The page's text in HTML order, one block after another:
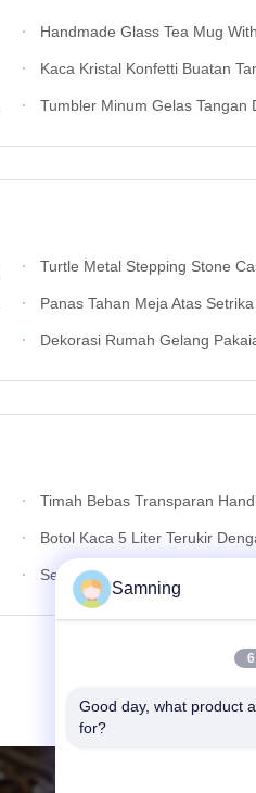
Handmade Glass Tea Mug With Embossed Pattern High
Kaca Kristal Konfetti Buatan Tangan Dekoratif DOF Kaca Tumbler Gelas Air
Tumbler Minum Gelas Tangan Dibuat Dengan Pola Confetti Bermimpi Dan
Turtle Metal Stepping Stone Cast
Panas Tahan Meja Atas
Dekorasi Rumah Gelang Pakaian Baja
Timah Bebas Transparan
Botol Kaca 5 Liter Terukir
Set Serbaguna 3 Botol Kaca
Samning
Good day, what product
for?